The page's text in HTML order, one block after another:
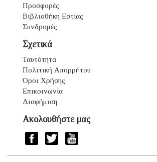
Προσφορές
Βιβλιοθήκη Εστίας
Συνδρομές
Σχετικά
Ταυτότητα
Πολιτική Απορρήτου
Όροι Χρήσης
Επικοινωνία
Διαφήμιση
Ακολουθήστε μας